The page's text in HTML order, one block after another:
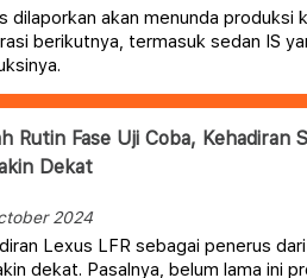
dilaporkan akan menunda produksi
berikutnya, termasuk sedan IS
Rutin Fase Uji Coba, Kehadiran
Dekat
2024
Lexus LFR sebagai penerus
dekat. Pasalnya, belum lama ini